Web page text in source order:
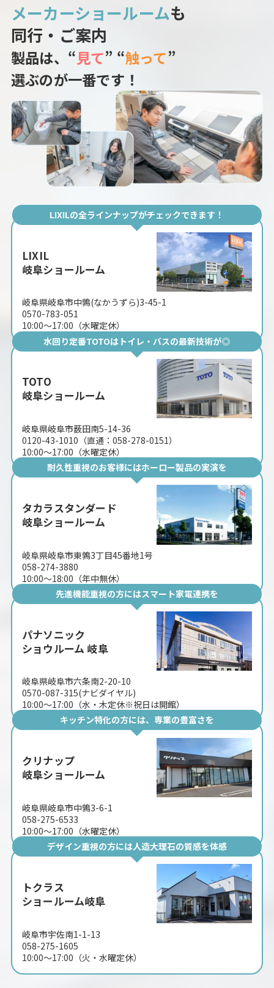
メーカーショールームも
同行・ご案内
製品は、“見て” “触って”
選ぶのが一番です！
LIXILの全ラインナップがチェックできます！
LIXIL
岐阜ショールーム
岐阜県岐阜市中鶉(なかうずら)3-45-1
0570-783-051
10:00〜17:00（水曜定休）
水回り定番TOTOはトイレ・バスの最新技術が◎
TOTO
岐阜ショールーム
岐阜県岐阜市薮田南5-14-36
0120-43-1010（直通：058-278-0151）
10:00〜17:00（水曜定休）
耐久性重視のお客様にはホーロー製品の実演を
タカラスタンダード
岐阜ショールーム
岐阜県岐阜市東鶉3丁目45番地1号
058-274-3880
10:00〜18:00（年中無休）
先進機能重視の方にはスマート家電連携を
パナソニック
ショウルーム 岐阜
岐阜県岐阜市六条南2-20-10
0570-087-315(ナビダイヤル)
10:00〜17:00（水・木定休※祝日は開館）
キッチン特化の方には、専業の豊富さを
クリナップ
岐阜ショールーム
岐阜県岐阜市中鶉3-6-1
058-275-6533
10:00〜17:00（水曜定休）
デザイン重視の方には人造大理石の質感を体感
トクラス
ショールーム岐阜
岐阜市宇佐南1-1-13
058-275-1605
10:00〜17:00（火・水曜定休）